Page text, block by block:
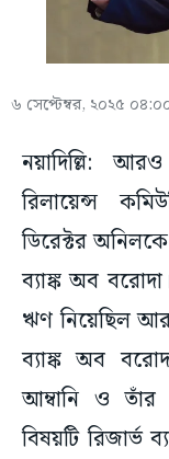
৬ সেপ্টেম্বর, ২০২৫
নয়াদিল্লি:
রিলায়েন্স
ডিরেক্টর
ব্যাঙ্ক অব
ঋণ নিয়েছিল
ব্যাঙ্ক অব
আম্বানি ও তাঁর
বিষয়টি রিজার্ভ